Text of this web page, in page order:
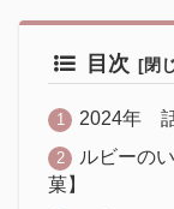
目次
2024年 話
ルビーの
菓】